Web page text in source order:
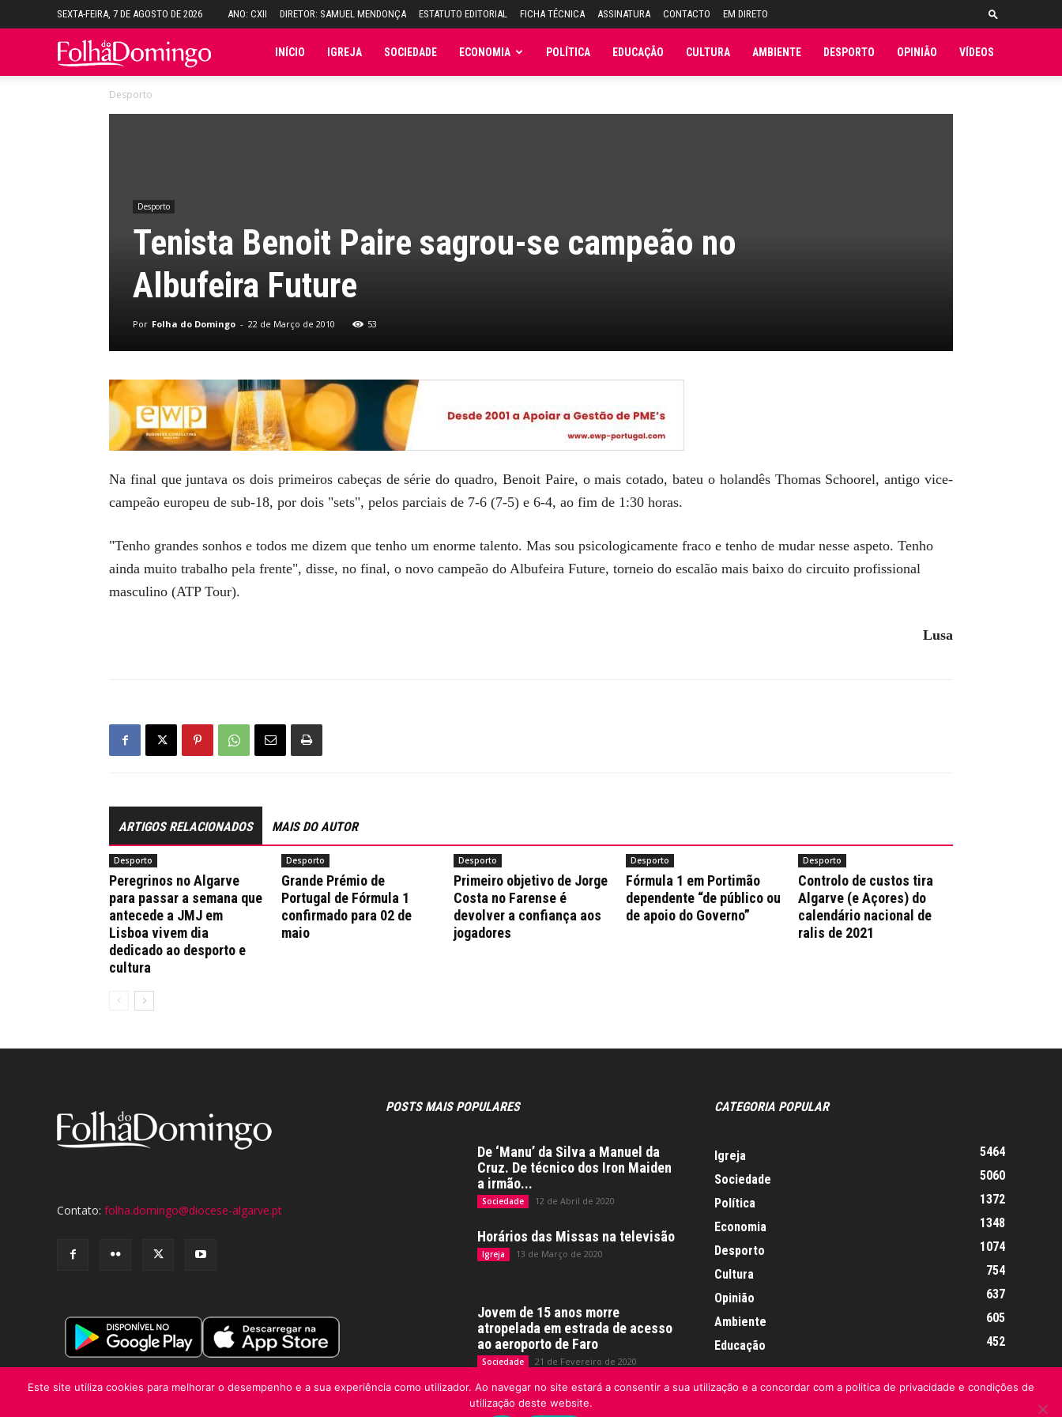
SEXTA-FEIRA, 7 DE AGOSTO DE 2026 ANO: CXII DIRETOR: SAMUEL MENDONÇA ESTATUTO EDITORIAL FICHA TÉCNICA ASSINATURA CONTACTO EM DIRETO
Folha INÍCIO IGREJA SOCIEDADE ECONOMIA POLÍTICA EDUCAÇÃO CULTURA AMBIENTE DESPORTO OPINIÃO VÍDEOS
Desporto
Desporto
Tenista Benoit Paire sagrou-se campeão no
Albufeira Future
Por Folha do Domingo - 22 de Março de 2010 53
Na final que juntava os dois primeiros cabeças de série do quadro, Benoit Paire, o mais cotado, bateu o holandês Thomas Schoorel, antigo vice-
campeão europeu de sub-18, por dois "sets", pelos parciais de 7-6 (7-5) e 6-4, ao fim de 1:30 horas.
"Tenho grandes sonhos e todos me dizem que tenho um enorme talento. Mas sou psicologicamente fraco e tenho de mudar nesse aspeto. Tenho
ainda muito trabalho pela frente", disse, no final, o novo campeão do Albufeira Future, torneio do escalão mais baixo do circuito profissional
masculino (ATP Tour).
Lusa
ARTIGOS RELACIONADOS MAIS DO AUTOR
Desporto
Peregrinos no Algarve
para passar a semana que
antecede a JMJ em
Lisboa vivem dia
dedicado ao desporto e
cultura
Desporto
Grande Prémio de
Portugal de Fórmula 1
confirmado para 02 de
maio
Desporto
Primeiro objetivo de Jorge
Costa no Farense é
devolver a confiança aos
jogadores
Desporto
Fórmula 1 em Portimão
dependente “de público ou
de apoio do Governo”
Desporto
Controlo de custos tira
Algarve (e Açores) do
calendário nacional de
ralis de 2021
Contato: folha.domingo@diocese-algarve.pt
POSTS MAIS POPULARES
De ‘Manu’ da Silva a Manuel da
Cruz. De técnico dos Iron Maiden
a irmão...
Sociedade 12 de Abril de 2020
Horários das Missas na televisão
Igreja 13 de Março de 2020
Jovem de 15 anos morre
atropelada em estrada de acesso
ao aeroporto de Faro
Sociedade 21 de Fevereiro de 2020
CATEGORIA POPULAR
Igreja
5464
Sociedade
5060
Política
1372
Economia
1348
Desporto
1074
Cultura
754
Opinião
637
Ambiente
605
Educação
452
Este site utiliza cookies para melhorar o desempenho e a sua experiência como utilizador. Ao navegar no site estará a consentir a sua utilização e a concordar com a politica de privacidade e condições de
utilização deste website.